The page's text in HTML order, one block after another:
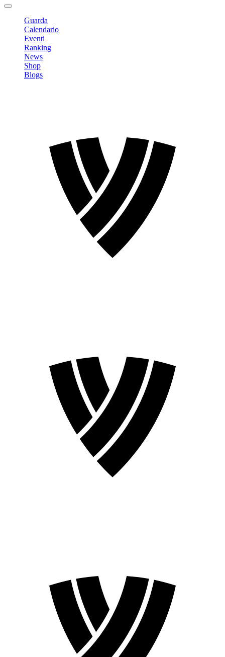
Guarda
Calendario
Eventi
Ranking
News
Shop
Blogs